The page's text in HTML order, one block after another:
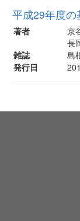
平成29年度
著者
京
長
雑誌
島
発行日